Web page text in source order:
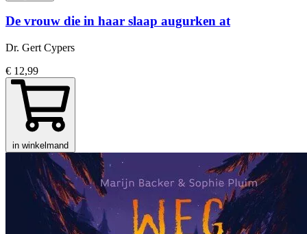
De vrouw die in haar slaap augurken at
Dr. Gert Cypers
€ 12,99
in winkelmand